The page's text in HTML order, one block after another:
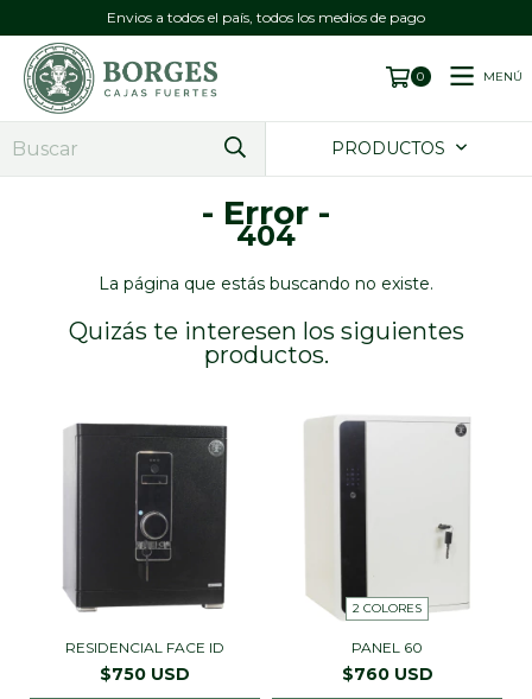
Envios a todos el país, todos los medios de pago
0 MENÚ
PRODUCTOS
- Error -
404
La página que estás buscando no existe.
Quizás te interesen los siguientes
productos.
RESIDENCIAL FACE ID
$750 USD
2 COLORES
PANEL 60
$760 USD